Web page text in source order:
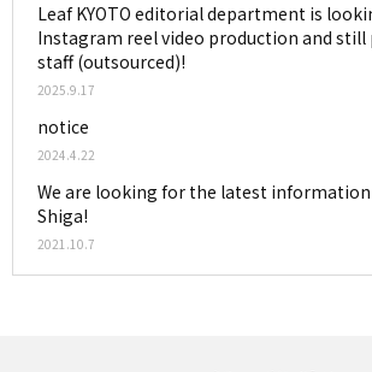
Leaf KYOTO editorial department is
Instagram reel video production and
staff (outsourced)!
2025.9.17
notice
2024.4.22
We are looking for the latest
Shiga!
2021.10.7